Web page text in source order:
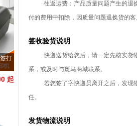
打
起
·往返运费：产品质量问题产生的
付的费用中扣除，因质量问题退换货的
签收验货说明
·快递送货给您后，请一定先核实
系，或及时与斑马商城联系。
·若您签了字快递员离开之后，发
任。
发货物流说明